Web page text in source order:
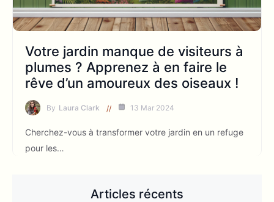
Votre jardin manque de visiteurs à
plumes ? Apprenez à en faire le
rêve d’un amoureux des oiseaux !
By Laura Clark 13 Mar 2024
Cherchez-vous à transformer votre jardin en un refuge
pour les…
Articles récents